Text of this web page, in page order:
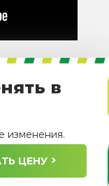
в
изменения.
его нам
ЦЕНУ